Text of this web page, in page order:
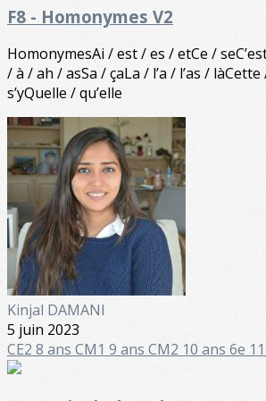
F8 - Homonymes V2
HomonymesAi / est / es / etCe /
/ à / ah / asSa / çaLa / l’a / l’as / làCette
s’yQuelle / qu’elle
Kinjal DAMANI
5 juin 2023
CE2 8 ans CM1 9 ans CM2 10 ans 6e